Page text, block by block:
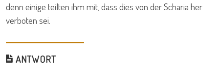
denn einige teilten ihm mit, dass dies von der Scharia her
verboten sei.
ANTWORT